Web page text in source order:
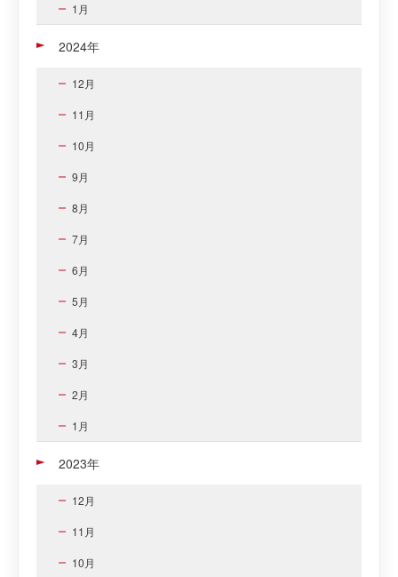
1月
2024年
12月
11月
10月
9月
8月
7月
6月
5月
4月
3月
2月
1月
2023年
12月
11月
10月